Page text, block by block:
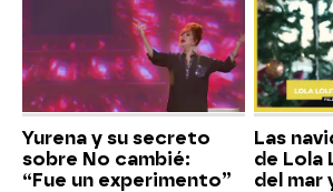
Yurena y su secreto
sobre No cambié:
“Fue un experimento”
Las
de Lola
del mar